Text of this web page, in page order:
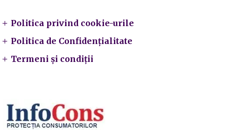
Politica privind cookie-urile
Politica de Confidențialitate
Termeni și condiții